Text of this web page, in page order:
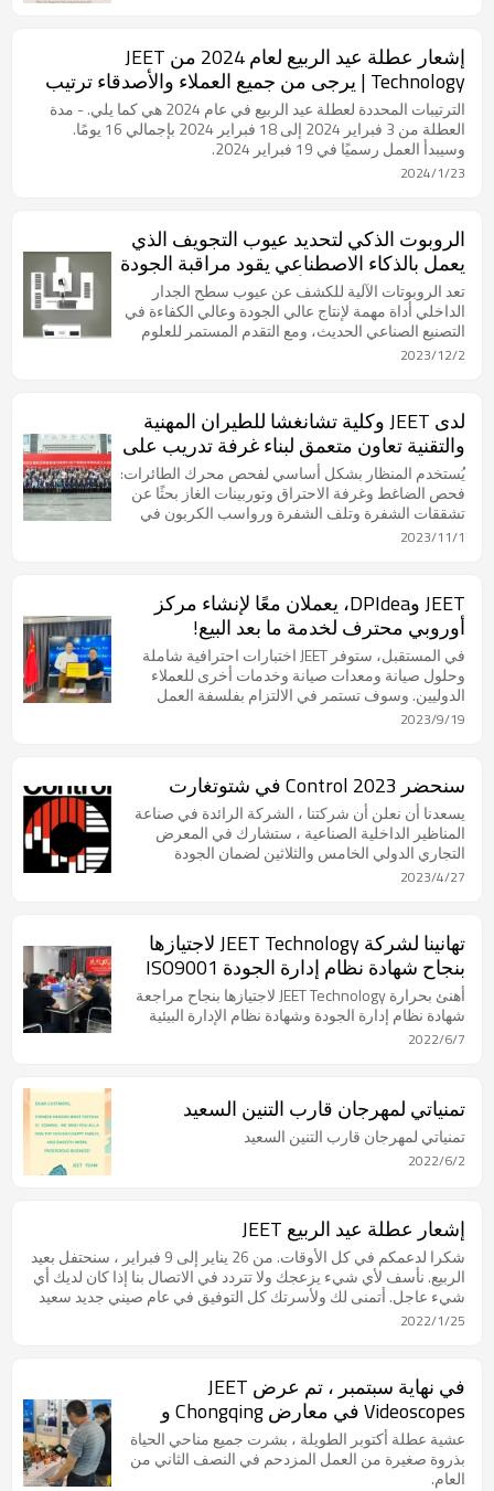
إشعار عطلة عيد الربيع لعام 2024 من JEET
Technology | يرجى من جميع العملاء والأصدقاء ترتيب
خطط التخزين مسبقًا
الترتيبات المحددة لعطلة عيد الربيع في عام 2024 هي كما يلي. - مدة
العطلة من 3 فبراير 2024 إلى 18 فبراير 2024 بإجمالي 16 يومًا.
وسيبدأ العمل رسميًا في 19 فبراير 2024.
2024/1/23
الروبوت الذكي لتحديد عيوب التجويف الذي
يعمل بالذكاء الاصطناعي يقود مراقبة الجودة
الصناعية إلى عصر الأتمتة
تعد الروبوتات الآلية للكشف عن عيوب سطح الجدار
الداخلي أداة مهمة لإنتاج عالي الجودة وعالي الكفاءة في
التصنيع الصناعي الحديث، ومع التقدم المستمر للعلوم
والتكنولوجيا، ستستمر في النمو والتطور، مما يوفر المزيد
2023/12/2
لدى JEET وكلية تشانغشا للطيران المهنية
والتقنية تعاون متعمق لبناء غرفة تدريب على
استكشاف الآبار
يُستخدم المنظار بشكل أساسي لفحص محرك الطائرات:
فحص الضاغط وغرفة الاحتراق وتوربينات الغاز بحثًا عن
تشققات الشفرة وتلف الشفرة ورواسب الكربون في
فوهة غرفة الاحتراق وفقدان المواد والأجسام الزائدة
وقوف السيارات في الهواء.
2023/11/1
JEET وDPIdea، يعملان معًا لإنشاء مركز
أوروبي محترف لخدمة ما بعد البيع!
في المستقبل، ستوفر JEET اختبارات احترافية شاملة
وحلول صيانة ومعدات صيانة وخدمات أخرى للعملاء
الدوليين. وسوف تستمر في الالتزام بفلسفة العمل
المتمثلة في "الكفاءة والمهنية وخدمة العملاء والتطوير
المزيد من القيمة للعالم وتعزيز التنمية المستدامة لهذه
الصناعة.
2023/9/19
سنحضر Control 2023 في شتوتغارت
يسعدنا أن نعلن أن شركتنا ، الشركة الرائدة في صناعة
المناظير الداخلية الصناعية ، ستشارك في المعرض
التجاري الدولي الخامس والثلاثين لضمان الجودة
2023/4/27
تهانينا لشركة JEET Technology لاجتيازها
بنجاح شهادة نظام إدارة الجودة ISO9001
ومراجعة شهادة نظام إدارة البيئة ISO14001أهنئ بحرارة JEET Technology لاجتيازها بنجاح مراجعة
شهادة نظام إدارة الجودة وشهادة نظام الإدارة البيئية
2022/6/7
تمنياتي لمهرجان قارب التنين السعيد
تمنياتي لمهرجان قارب التنين السعيد
2022/6/2
إشعار عطلة عيد الربيع JEET
شكرا لدعمكم في كل الأوقات. من 26 يناير إلى 9 فبراير ، سنحتفل بعيد
الربيع. نأسف لأي شيء يزعجك ولا تتردد في الاتصال بنا إذا كان لديك أي
شيء عاجل. أتمنى لك ولأسرتك كل التوفيق في عام صيني جديد سعيد
وصحي! شكرًا على حسن استماعكم ودعمكم
2022/1/25
في نهاية سبتمبر ، تم عرض JEET
Videoscopes في معارض Chongqing و
Shanghai و Hefei
عشية عطلة أكتوبر الطويلة ، بشرت جميع مناحي الحياة
بذروة صغيرة من العمل المزدحم في النصف الثاني من
العام.